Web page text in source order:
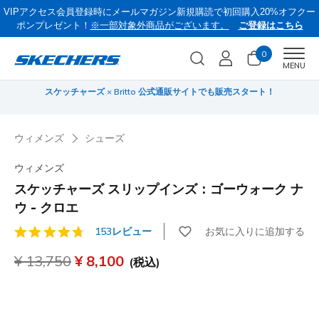
VIPアクセス会員登録時にメールマガジン新規購読で初回購入20%オフクー
ポンプレゼント！ ※一部対象外商品がございます。 ご登録はこちら
0
MENU
スケッチャーズ × Britto 公式通販サイトでも販売スタート！
ウィメンズ シューズ
ウィメンズ
スケッチャーズ スリップインズ：ゴーウォーク ナ
ウ - クロエ
顧客評価4.1/5件153レビュー お気に入りに追加する
からの値引き
¥ 13,750から
¥ 8,100 (税込)